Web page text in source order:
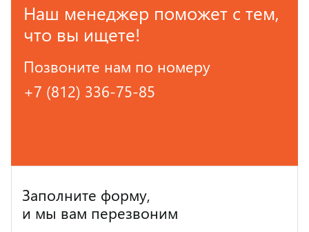
Наш менеджер поможет с тем,
что вы ищете!
Позвоните нам по номеру
+7 (812) 336-75-85
Заполните форму,
и мы вам перезвоним